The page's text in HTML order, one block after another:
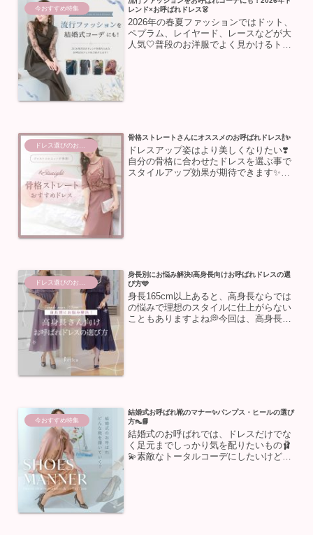
今おすすめ特集
レンド×お呼ばれドレス👗
2026年の春夏ファッションではドット、
ペプラム、レイヤード、レースなどが大
人気🤍普段のお洋服でよく見かけるトレ
ドレス選びのお助け
骨格ストレートさんにオススメのお呼ばれドレス🍾✨
ドレスアップ姿はより美しくなりたい❣️
自分の骨格に合わせたドレスを選ぶ事で
スタイルアップ効果が期待できます✨今
ドレス選びのお助け
身長別にお悩み解決❕高身長向けお呼ばれドレスの選
び方🩵
身長165cm以上あると、高身長ならでは
の悩みで理想のスタイルに仕上がらない
こともありますよね💭今回は、高身長さ
今おすすめ特集
結婚式お呼ばれ靴のマナー✨パンプス・ヒールの選び
方👠📘
結婚式のお呼ばれでは、ドレスだけでな
く足元までしっかり気を配りたいもの🩰
💫素敵なトータルコーデにしたいけど、